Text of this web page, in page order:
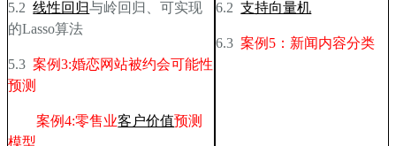
5.2线性回归与岭回归、可实现
的Lasso算法
5.3案例3:婚恋网站被约会可能性
预测
案例4:零售业客户价值预测
模型
6.2支持向量机
6.3案例5：新闻内容分类